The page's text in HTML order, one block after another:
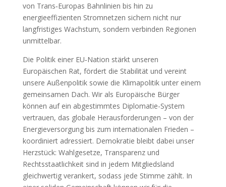
von Trans‑Europas Bahnlinien bis hin zu
energieeffizienten Stromnetzen sichern nicht nur
langfristiges Wachstum, sondern verbinden Regionen
unmittelbar.
Die Politik einer EU‑Nation stärkt unseren
Europäischen Rat, fördert die Stabilität und vereint
unsere Außenpolitik sowie die Klimapolitik unter einem
gemeinsamen Dach. Wir als Europäische Bürger
können auf ein abgestimmtes Diplomatie-System
vertrauen, das globale Herausforderungen – von der
Energieversorgung bis zum internationalen Frieden –
koordiniert adressiert. Demokratie bleibt dabei unser
Herzstück: Wahlgesetze, Transparenz und
Rechtsstaatlichkeit sind in jedem Mitgliedsland
gleichwertig verankert, sodass jede Stimme zählt. In